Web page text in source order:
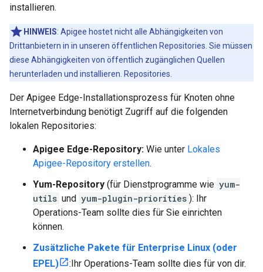
installieren.
HINWEIS: Apigee hostet nicht alle Abhängigkeiten von
Drittanbietern in in unseren öffentlichen Repositories. Sie müssen
diese Abhängigkeiten von öffentlich zugänglichen Quellen
herunterladen und installieren. Repositories.
Der Apigee Edge-Installationsprozess für Knoten ohne
Internetverbindung benötigt Zugriff auf die folgenden
lokalen Repositories:
Apigee Edge-Repository: Wie unter Lokales
Apigee-Repository erstellen.
Yum-Repository (für Dienstprogramme wie yum-
utils und yum-plugin-priorities ): Ihr
Operations-Team sollte dies für Sie einrichten
können.
Zusätzliche Pakete für Enterprise Linux (oder
EPEL)
:Ihr Operations-Team sollte dies für von dir.